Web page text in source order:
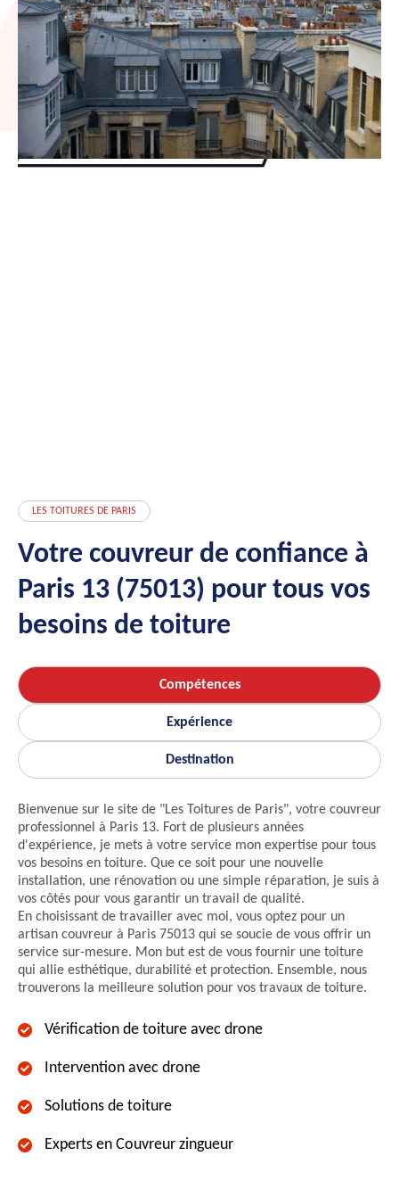
LES TOITURES DE PARIS
Votre couvreur de confiance à
Paris 13 (75013) pour tous vos
besoins de toiture
Compétences
Expérience
Destination
Bienvenue sur le site de "Les Toitures de Paris", votre couvreur
professionnel à Paris 13. Fort de plusieurs années
d'expérience, je mets à votre service mon expertise pour tous
vos besoins en toiture. Que ce soit pour une nouvelle
installation, une rénovation ou une simple réparation, je suis à
vos côtés pour vous garantir un travail de qualité.
En choisissant de travailler avec moi, vous optez pour un
artisan couvreur à Paris 75013 qui se soucie de vous offrir un
service sur-mesure. Mon but est de vous fournir une toiture
qui allie esthétique, durabilité et protection. Ensemble, nous
trouverons la meilleure solution pour vos travaux de toiture.
Vérification de toiture avec drone
Intervention avec drone
Solutions de toiture
Experts en Couvreur zingueur